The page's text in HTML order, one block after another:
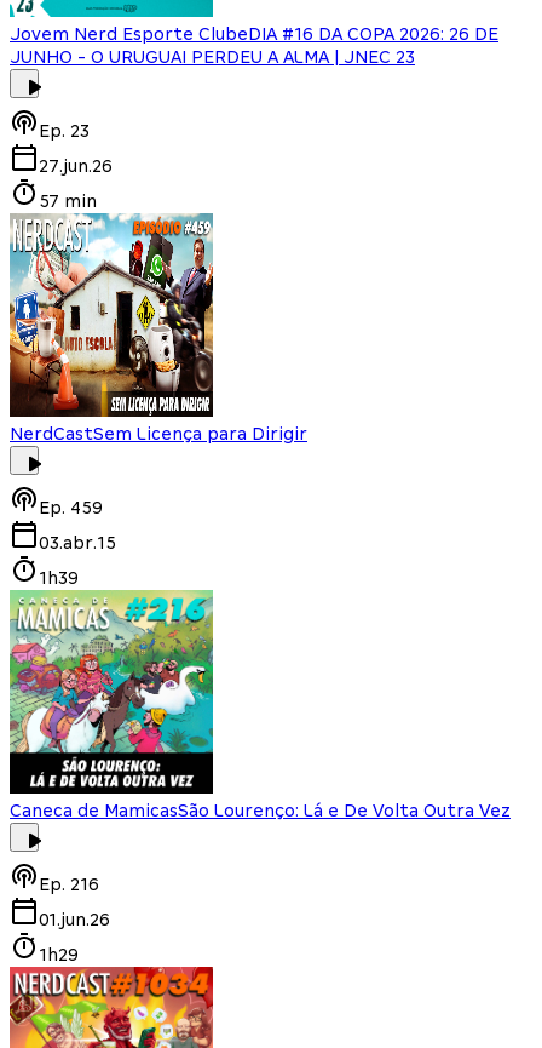
Jovem Nerd Esporte ClubeDIA #16 DA COPA 2026: 26 DE
JUNHO - O URUGUAI PERDEU A ALMA | JNEC 23
Ep. 23
27.jun.26
57 min
NerdCastSem Licença para Dirigir
Ep. 459
03.abr.15
1h39
Caneca de MamicasSão Lourenço: Lá e De Volta Outra Vez
Ep. 216
01.jun.26
1h29